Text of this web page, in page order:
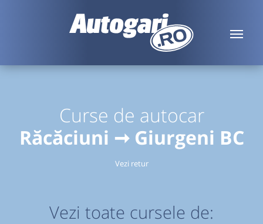
Curse de autocar
Răcăciuni ➞ Giurgeni BC
Vezi retur
Vezi toate cursele de: